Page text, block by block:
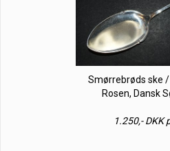
Smørrebrøds ske
Rosen, Dansk
1.250,- DKK